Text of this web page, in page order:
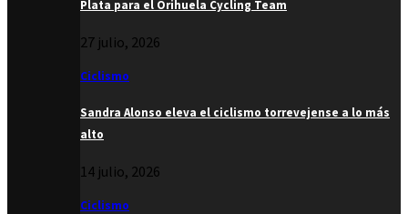
Plata para el Orihuela Cycling Team
27 julio, 2026
Ciclismo
Sandra Alonso eleva el ciclismo torrevejense a lo más
alto
14 julio, 2026
Ciclismo